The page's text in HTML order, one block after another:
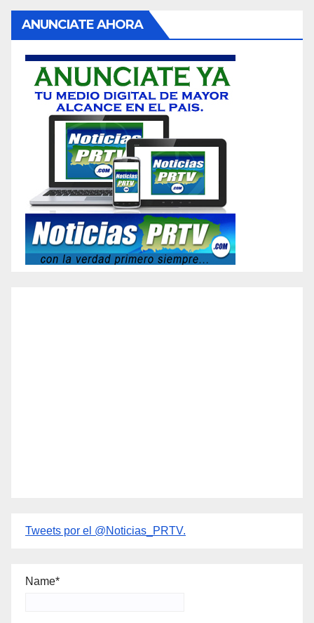
ANUNCIATE AHORA
Tweets por el @Noticias_PRTV.
Name*